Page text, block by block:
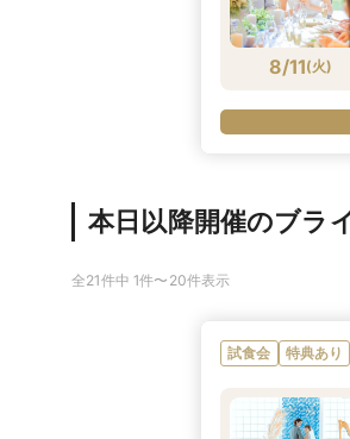
8/11(火)
本日以降開催のブラ
全21件中 1件〜20件表示
試食会 特典あり